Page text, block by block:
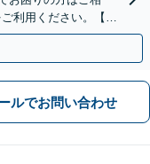
利用ください。【不
ルでお問い合わせ